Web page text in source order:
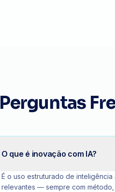
Perguntas
O que é inovação com IA?
É o uso estruturado de
relevantes — sempre com método,